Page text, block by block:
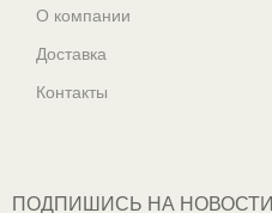
О компании
Доставка
Контакты
ПОДПИШИСЬ НА НОВОСТИ